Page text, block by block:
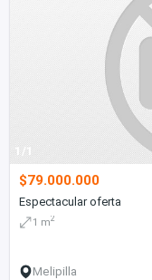
1/1
$79.000.000
Espectacular oferta
1 m2
Melipilla